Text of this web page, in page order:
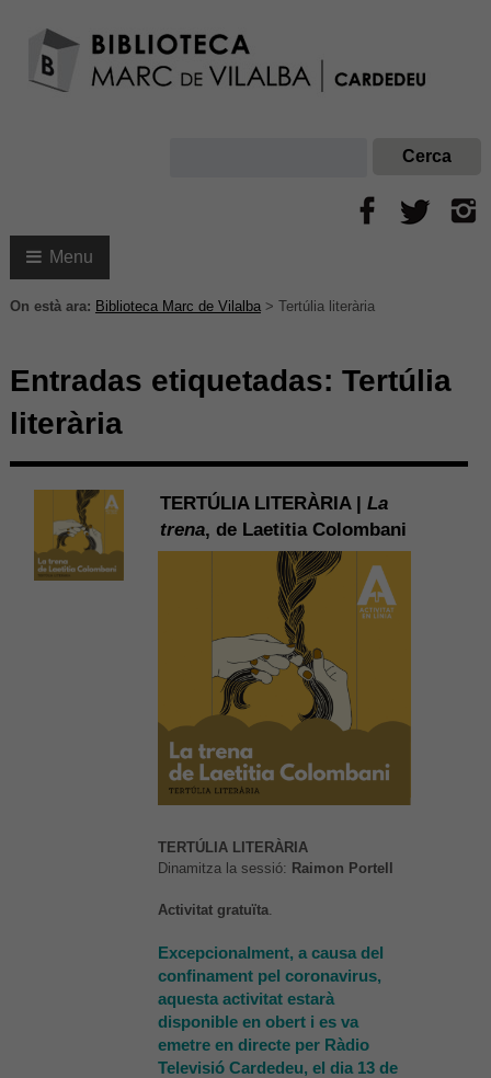
Menu
On està ara: Biblioteca Marc de Vilalba> Tertúlia literària
Entradas etiquetadas: Tertúlia
literària
TERTÚLIA LITERÀRIA | La
trena, de Laetitia Colombani
TERTÚLIA LITERÀRIA
Dinamitza la sessió: Raimon Portell
Activitat gratuïta.
Excepcionalment, a causa del
confinament pel coronavirus,
aquesta activitat estarà
disponible en obert i es va
emetre en directe per Ràdio
Televisió Cardedeu, el dia 13 de